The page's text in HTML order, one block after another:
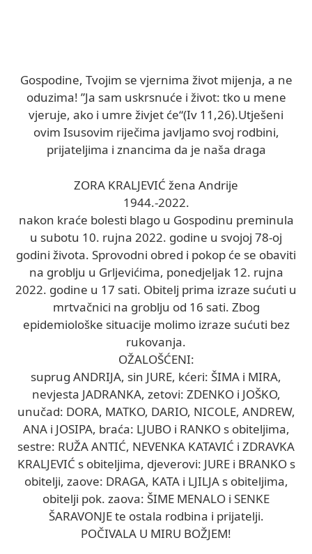
Gospodine, Tvojim se vjernima život mijenja, a ne
oduzima! ”Ja sam uskrsnuće i život: tko u mene
vjeruje, ako i umre živjet će“(Iv 11,26).Utješeni
ovim Isusovim riječima javljamo svoj rodbini,
prijateljima i znancima da je naša draga
ZORA KRALJEVIĆ žena Andrije
1944.-2022.
nakon kraće bolesti blago u Gospodinu preminula
u subotu 10. rujna 2022. godine u svojoj 78-oj
godini života. Sprovodni obred i pokop će se obaviti
na groblju u Grljevićima, ponedjeljak 12. rujna
2022. godine u 17 sati. Obitelj prima izraze sućuti u
mrtvačnici na groblju od 16 sati. Zbog
epidemiološke situacije molimo izraze sućuti bez
rukovanja.
OŽALOŠĆENI:
suprug ANDRIJA, sin JURE, kćeri: ŠIMA i MIRA,
nevjesta JADRANKA, zetovi: ZDENKO i JOŠKO,
unučad: DORA, MATKO, DARIO, NICOLE, ANDREW,
ANA i JOSIPA, braća: LJUBO i RANKO s obiteljima,
sestre: RUŽA ANTIĆ, NEVENKA KATAVIĆ i ZDRAVKA
KRALJEVIĆ s obiteljima, djeverovi: JURE i BRANKO s
obitelji, zaove: DRAGA, KATA i LJILJA s obiteljima,
obitelji pok. zaova: ŠIME MENALO i SENKE
ŠARAVONJE te ostala rodbina i prijatelji.
POČIVALA U MIRU BOŽJEM!